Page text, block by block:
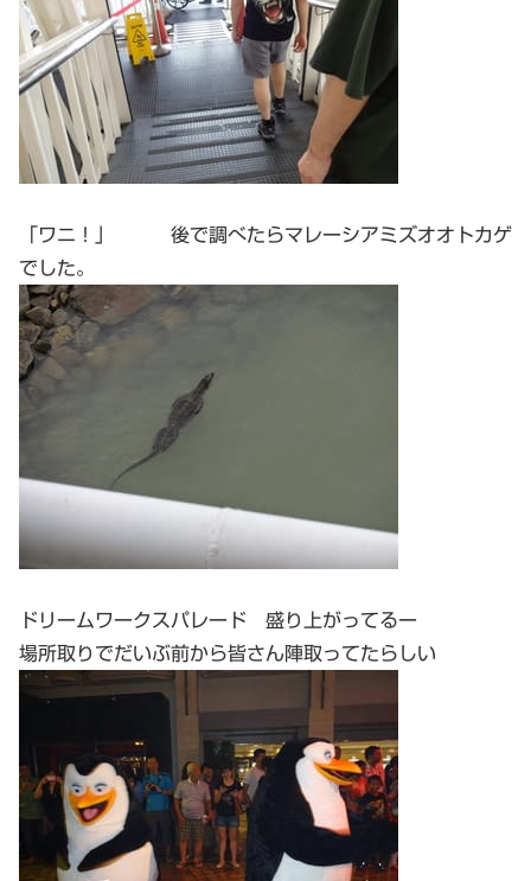
「ワニ！」 後で調べたらマレーシアミズオオトカゲ
でした。
ドリームワークスパレード 盛り上がってるー
場所取りでだいぶ前から皆さん陣取ってたらしい